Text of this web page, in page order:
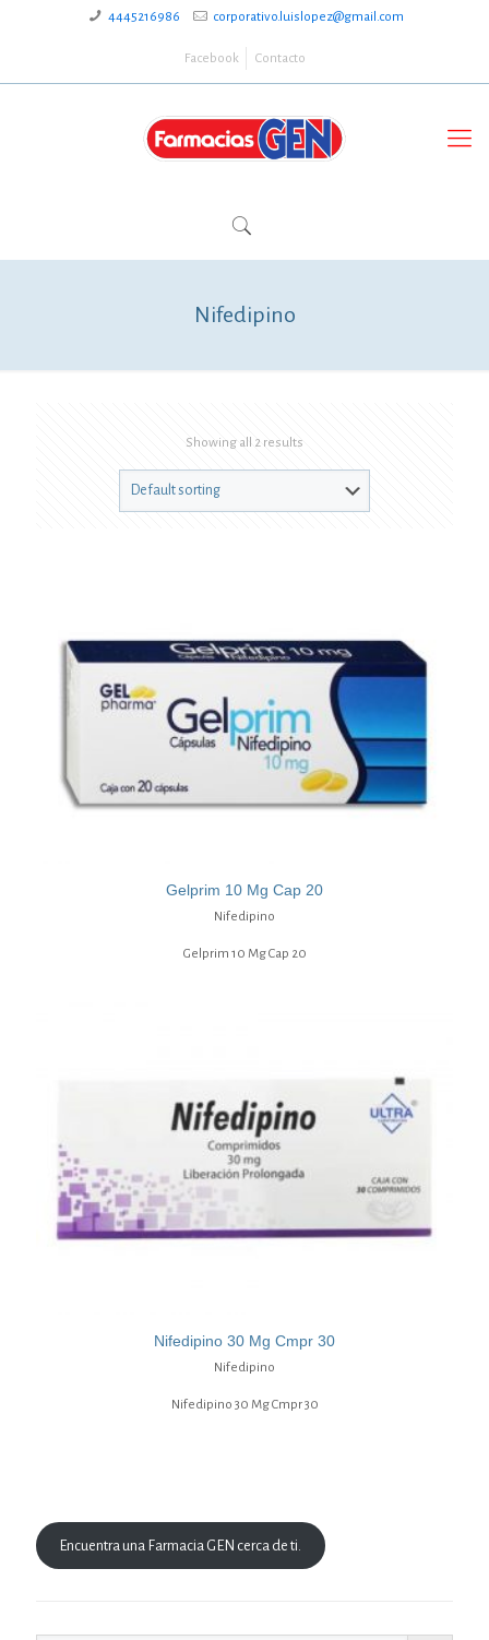
4445216986 corporativo.luislopez@gmail.com
Facebook Contacto
Nifedipino
Showing all 2 results
Gelprim 10 Mg Cap 20
Nifedipino
Gelprim 10 Mg Cap 20
Nifedipino 30 Mg Cmpr 30
Nifedipino
Nifedipino 30 Mg Cmpr 30
Encuentra una Farmacia GEN cerca de ti.